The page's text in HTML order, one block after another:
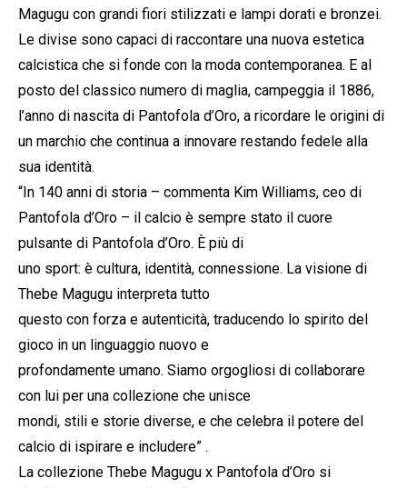
Magugu con grandi fiori stilizzati e lampi dorati e bronzei.
Le divise sono capaci di raccontare una nuova estetica
calcistica che si fonde con la moda contemporanea. E al
posto del classico numero di maglia, campeggia il 1886,
l’anno di nascita di Pantofola d’Oro, a ricordare le origini di
un marchio che continua a innovare restando fedele alla
sua identità.
“In 140 anni di storia – commenta Kim Williams, ceo di
Pantofola d’Oro – il calcio è sempre stato il cuore
pulsante di Pantofola d’Oro. È più di
uno sport: è cultura, identità, connessione. La visione di
Thebe Magugu interpreta tutto
questo con forza e autenticità, traducendo lo spirito del
gioco in un linguaggio nuovo e
profondamente umano. Siamo orgogliosi di collaborare
con lui per una collezione che unisce
mondi, stili e storie diverse, e che celebra il potere del
calcio di ispirare e includere” .
La collezione Thebe Magugu x Pantofola d’Oro si